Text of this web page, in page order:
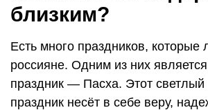
близким?
Есть много праздников, которые
россияне. Одним из них
праздник — Пасха. Этот
праздник несёт в себе веру,